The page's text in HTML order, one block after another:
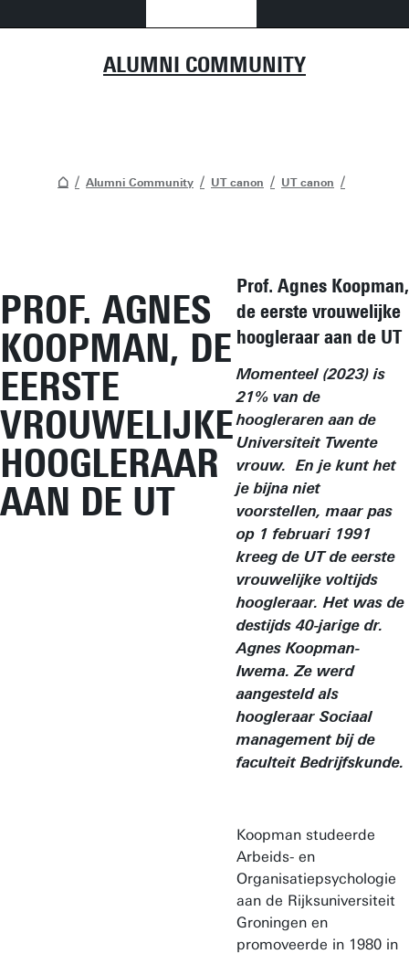
ALUMNI COMMUNITY
Alumni Community UT canon UT canon
PROF. AGNES
KOOPMAN, DE
EERSTE
VROUWELIJKE
HOOGLERAAR
AAN DE UT
Prof. Agnes Koopman,
de eerste vrouwelijke
hoogleraar aan de UT
Momenteel (2023) is
21% van de
hoogleraren aan de
Universiteit Twente
vrouw. En je kunt het
je bijna niet
voorstellen, maar pas
op 1 februari 1991
kreeg de UT de eerste
vrouwelijke voltijds
hoogleraar. Het was de
destijds 40-jarige dr.
Agnes Koopman-
Iwema. Ze werd
aangesteld als
hoogleraar Sociaal
management bij de
faculteit Bedrijfskunde.
Koopman studeerde
Arbeids- en
Organisatiepsychologie
aan de Rijksuniversiteit
Groningen en
promoveerde in 1980 in